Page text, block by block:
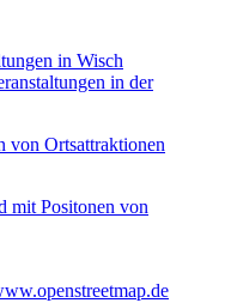
in der